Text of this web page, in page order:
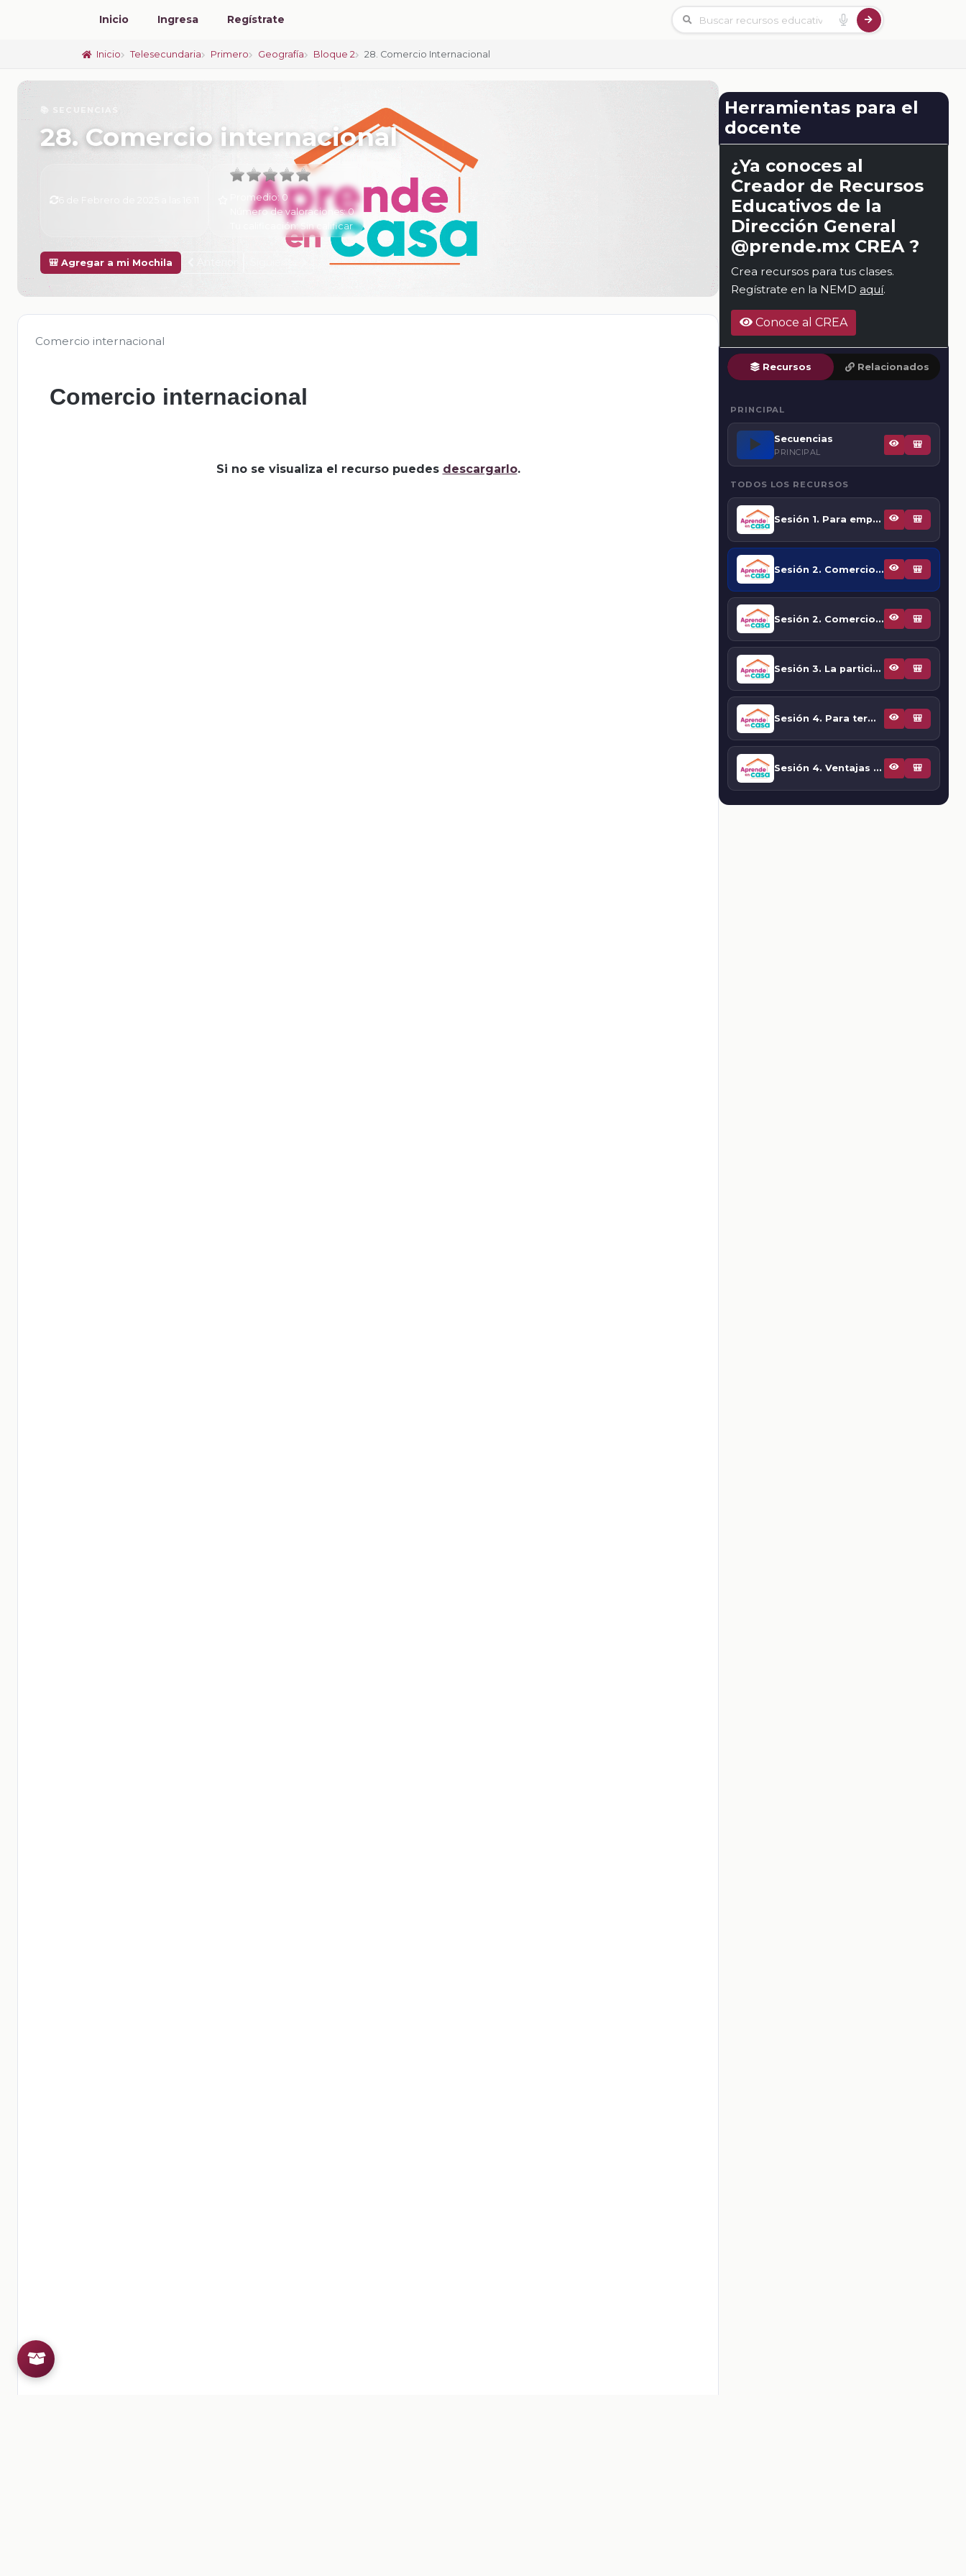
Inicio Ingresa Regístrate
Inicio Telesecundaria Primero Geografía Bloque 2 28. Comercio Internacional
📚 SECUENCIAS
28. Comercio internacional
Promedio:0
Número de valoraciones:0
Tu calificación:Sin calificar
🎒 Agregar a mi Mochila
Comercio internacional
Comercio internacional
Si no se visualiza el recurso puedes descargarlo.
Herramientas para el
docente
¿Ya conoces al
Creador de Recursos
Educativos de la
Dirección General
@prende.mx CREA ?
Crea recursos para tus clases.
Regístrate en la NEMD aquí.
Conoce al CREA
Recursos Relacionados
PRINCIPAL
▶️ Secuencias
PRINCIPAL
🎒
TODOS LOS RECURSOS
Sesión 1. Para empezar 🎒
Sesión 2. Comercio internacional e interdependencia económica 🎒
Sesión 2. Comercio internacional e interdependencia económica 🎒
Sesión 3. La participación de México en el comercio internacional 🎒
Sesión 4. Para terminar 🎒
Sesión 4. Ventajas y desventajas del comercio internacional 🎒